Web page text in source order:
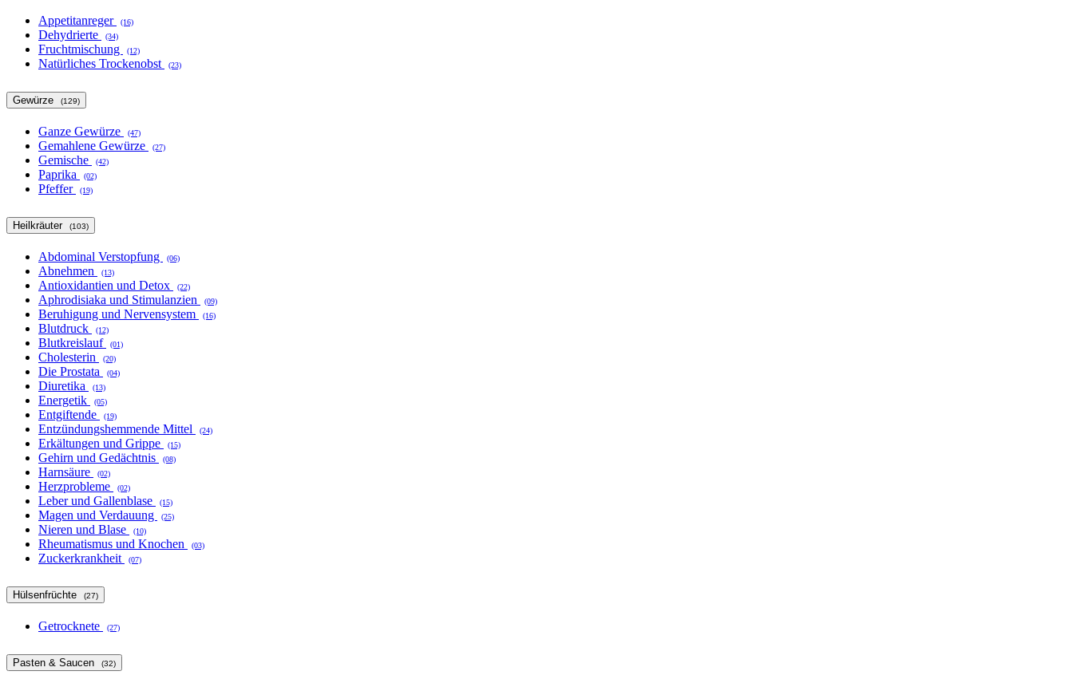
Appetitanreger (16)
Dehydrierte (34)
Fruchtmischung (12)
Natürliches Trockenobst (23)
Gewürze (129)
Ganze Gewürze (47)
Gemahlene Gewürze (27)
Gemische (42)
Paprika (02)
Pfeffer (19)
Heilkräuter (103)
Abdominal Verstopfung (06)
Abnehmen (13)
Antioxidantien und Detox (22)
Aphrodisiaka und Stimulanzien (09)
Beruhigung und Nervensystem (16)
Blutdruck (12)
Blutkreislauf (01)
Cholesterin (20)
Die Prostata (04)
Diuretika (13)
Energetik (05)
Entgiftende (19)
Entzündungshemmende Mittel (24)
Erkältungen und Grippe (15)
Gehirn und Gedächtnis (08)
Harnsäure (02)
Herzprobleme (02)
Leber und Gallenblase (15)
Magen und Verdauung (25)
Nieren und Blase (10)
Rheumatismus und Knochen (03)
Zuckerkrankheit (07)
Hülsenfrüchte (27)
Getrocknete (27)
Pasten & Saucen (32)